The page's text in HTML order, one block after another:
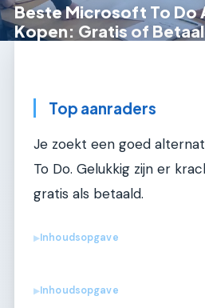
Beste Microsoft To Do
Kopen: Gratis of
Top aanraders
Je zoekt een goed
To Do. Gelukkig zijn er
gratis als betaald.
▶Inhoudsopgave
▶Inhoudsopgave